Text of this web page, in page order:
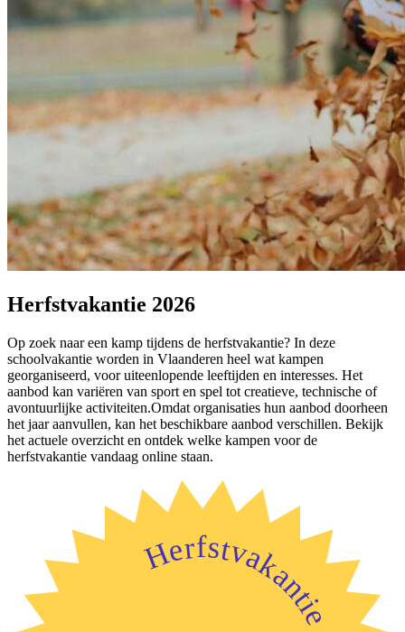
Herfstvakantie 2026
Op zoek naar een kamp tijdens de herfstvakantie? In deze
schoolvakantie worden in Vlaanderen heel wat kampen
georganiseerd, voor uiteenlopende leeftijden en interesses. Het
aanbod kan variëren van sport en spel tot creatieve, technische of
avontuurlijke activiteiten.Omdat organisaties hun aanbod doorheen
het jaar aanvullen, kan het beschikbare aanbod verschillen. Bekijk
het actuele overzicht en ontdek welke kampen voor de
herfstvakantie vandaag online staan.
Herfstvakantie